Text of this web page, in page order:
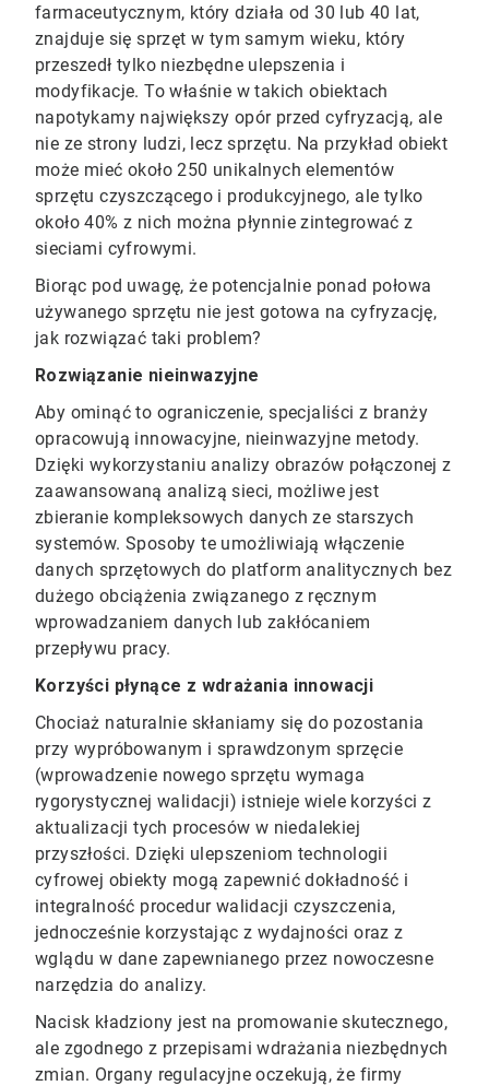
farmaceutycznym, który działa od 30 lub 40 lat,
znajduje się sprzęt w tym samym wieku, który
przeszedł tylko niezbędne ulepszenia i
modyfikacje. To właśnie w takich obiektach
napotykamy największy opór przed cyfryzacją, ale
nie ze strony ludzi, lecz sprzętu. Na przykład obiekt
może mieć około 250 unikalnych elementów
sprzętu czyszczącego i produkcyjnego, ale tylko
około 40% z nich można płynnie zintegrować z
sieciami cyfrowymi.
Biorąc pod uwagę, że potencjalnie ponad połowa
używanego sprzętu nie jest gotowa na cyfryzację,
jak rozwiązać taki problem?
Rozwiązanie nieinwazyjne
Aby ominąć to ograniczenie, specjaliści z branży
opracowują innowacyjne, nieinwazyjne metody.
Dzięki wykorzystaniu analizy obrazów połączonej z
zaawansowaną analizą sieci, możliwe jest
zbieranie kompleksowych danych ze starszych
systemów. Sposoby te umożliwiają włączenie
danych sprzętowych do platform analitycznych bez
dużego obciążenia związanego z ręcznym
wprowadzaniem danych lub zakłócaniem
przepływu pracy.
Korzyści płynące z wdrażania innowacji
Chociaż naturalnie skłaniamy się do pozostania
przy wypróbowanym i sprawdzonym sprzęcie
(wprowadzenie nowego sprzętu wymaga
rygorystycznej walidacji) istnieje wiele korzyści z
aktualizacji tych procesów w niedalekiej
przyszłości. Dzięki ulepszeniom technologii
cyfrowej obiekty mogą zapewnić dokładność i
integralność procedur walidacji czyszczenia,
jednocześnie korzystając z wydajności oraz z
wglądu w dane zapewnianego przez nowoczesne
narzędzia do analizy.
Nacisk kładziony jest na promowanie skutecznego,
ale zgodnego z przepisami wdrażania niezbędnych
zmian. Organy regulacyjne oczekują, że firmy